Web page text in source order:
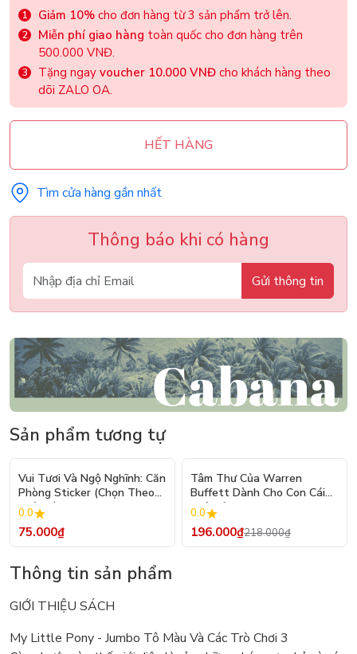
Giảm 10% cho đơn hàng từ 3 sản phẩm trở lên.
Miễn phí giao hàng toàn quốc cho đơn hàng trên
500.000 VNĐ.
Tặng ngay voucher 10.000 VNĐ cho khách hàng theo
dõi ZALO OA.
HẾT HÀNG
Tìm cửa hàng gần nhất
Thông báo khi có hàng
Gửi thông tin
Sản phẩm tương tự
Vui Tươi Và Ngộ Nghĩnh: Căn
Phòng Sticker (Chọn Theo
Chủ Đề) - Hơn 250 Sticker
0.0
75.000₫
Tâm Thư Của Warren
Buffett Dành Cho Con Cái
(Tái Bản 2026)
0.0
196.000₫218.000₫
Thông tin sản phẩm
GIỚI THIỆU SÁCH
My Little Pony - Jumbo Tô Màu Và Các Trò Chơi 3